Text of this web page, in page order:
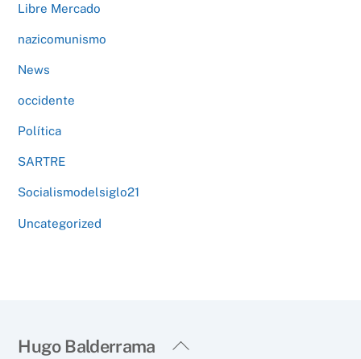
Libre Mercado
nazicomunismo
News
occidente
Política
SARTRE
Socialismodelsiglo21
Uncategorized
Back
Hugo Balderrama